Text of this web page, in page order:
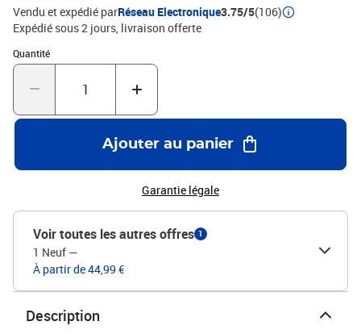
Vendu et expédié parRéseau Electronique3.75/5(106)
Expédié sous 2 jours livraison offerte
Quantité
Quantité : 1
Ajouter au panier
Garantie légale
Voir toutes les autres offres 1
1 Neuf —
À partir de 44,99 €
Description